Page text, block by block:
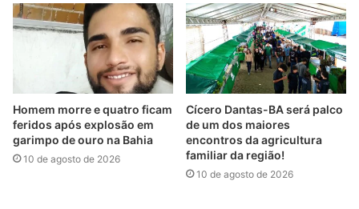
Homem morre e quatro ficam
feridos após explosão em
garimpo de ouro na Bahia
10 de agosto de 2026
Cícero Dantas-BA será palco
de um dos maiores
encontros da agricultura
familiar da região!
10 de agosto de 2026